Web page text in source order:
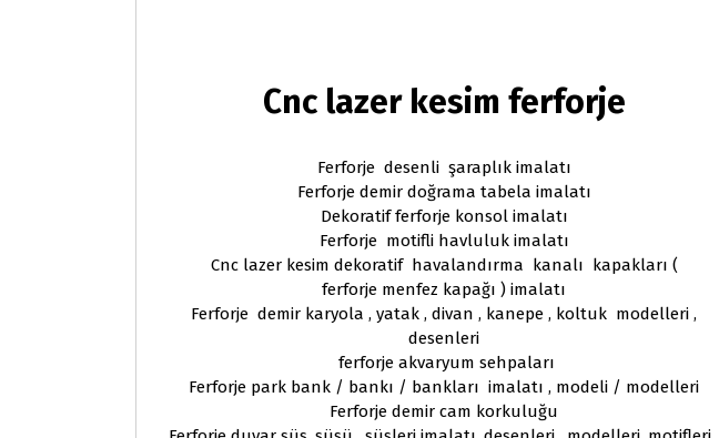
Cnc lazer kesim ferforje
Ferforje desenli şaraplık imalatı
Ferforje demir doğrama tabela imalatı
Dekoratif ferforje konsol imalatı
Ferforje motifli havluluk imalatı
Cnc lazer kesim dekoratif havalandırma kanalı kapakları (
ferforje menfez kapağı ) imalatı
Ferforje demir karyola , yatak , divan , kanepe , koltuk modelleri ,
desenleri
ferforje akvaryum sehpaları
Ferforje park bank / bankı / bankları imalatı , modeli / modelleri
Ferforje demir cam korkuluğu